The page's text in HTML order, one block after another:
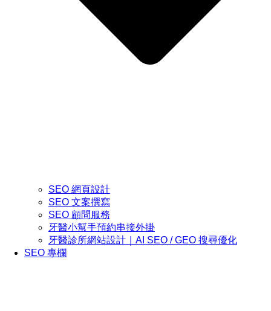
SEO 網頁設計
SEO 文案撰寫
SEO 顧問服務
牙醫小幫手預約串接外掛
牙醫診所網站設計｜AI SEO / GEO 搜尋優化
SEO 專欄